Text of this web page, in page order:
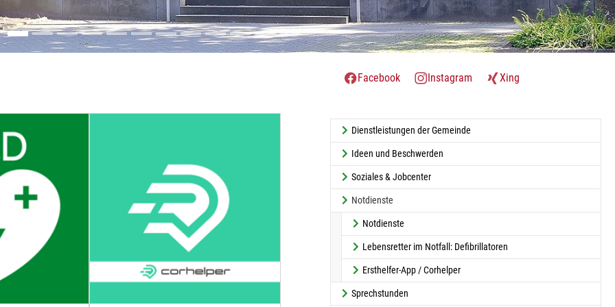
Facebook Instagram Xing
Dienstleistungen der Gemeinde
Ideen und Beschwerden
Soziales & Jobcenter
Notdienste
Notdienste
Lebensretter im Notfall: Defibrillatoren
Ersthelfer-App / Corhelper
Sprechstunden